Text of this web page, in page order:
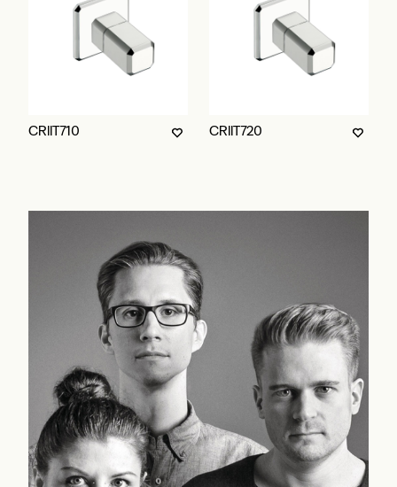
CRIIT710 CRIIT720